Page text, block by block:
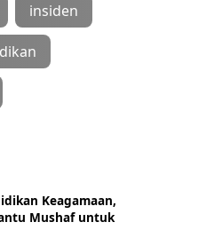
insiden
Keagamaan,
Mushaf untuk